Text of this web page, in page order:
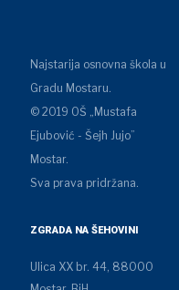
Najstarija osnovna škola u
Gradu Mostaru.
© 2019 OŠ „Mustafa
Ejubović - Šejh Jujo”
Mostar.
Sva prava pridržana.
ZGRADA NA ŠEHOVINI
Ulica XX br. 44, 88000